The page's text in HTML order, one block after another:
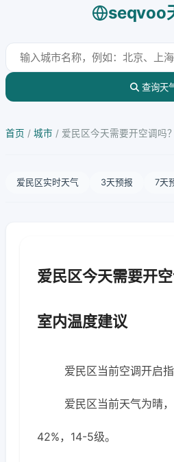
seqvoo
查询天
首页 / 城市 / 爱民区今天需要开空调吗
爱民区实时天气 3天预报 7天
爱民区今天需要开
室内温度建议
爱民区当前空调开启
爱民区当前天气为晴
42%，14-5级。